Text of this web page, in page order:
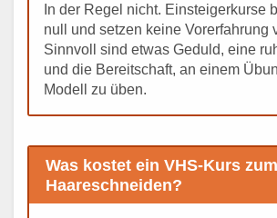
In der Regel nicht. Einsteigerkurse
null und setzen keine Vorerfahrung
Sinnvoll sind etwas Geduld, eine
und die Bereitschaft, an einem
Modell zu üben.
Was kostet ein VHS-Kurs zum
Haareschneiden?